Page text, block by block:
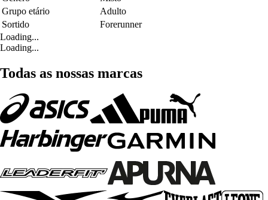
Grupo etário
Adulto
Sortido
Forerunner
Loading...
Loading...
Todas as nossas marcas